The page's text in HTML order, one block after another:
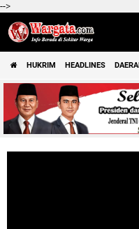
-->
HUKRIM HEADLINES